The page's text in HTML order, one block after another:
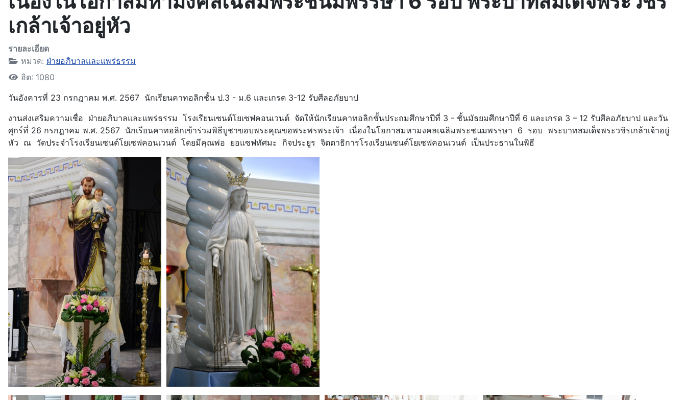
เกล้าเจ้าอยู่หัว
รายละเอียด
หมวด: ฝ่ายอภิบาลและแพร่ธรรม
ฮิต: 1080
วันอังคารที่ 23 กรกฎาคม พ.ศ. 2567 นักเรียนคาทอลิกชั้น ป.3 - ม.6 และเกรด 3-12 รับศีลอภัยบาป
งานส่งเสริมความเชื่อ ฝ่ายอภิบาลและแพร่ธรรม โรงเรียนเซนต์โยเซฟคอนเวนต์ จัดให้นักเรียนคาทอลิกชั้นประถมศึกษาปีที่ 3 - ชั้นมัธยมศึกษาปีที่ 6 และเกรด 3 – 12 รับศีลอภัยบาป และวัน
ศุกร์ที่ 26 กรกฎาคม พ.ศ. 2567 นักเรียนคาทอลิกเข้าร่วมพิธีบูชาขอบพระคุณขอพระพรพระเจ้า เนื่องในโอกาสมหามงคลเฉลิมพระชนมพรรษา 6 รอบ พระบาทสมเด็จพระวชิรเกล้าเจ้าอยู่
หัว ณ วัดประจำโรงเรียนเซนต์โยเซฟคอนเวนต์ โดยมีคุณพ่อ ยอแซฟทัศมะ กิจประยูร จิตตาธิการโรงเรียนเซนต์โยเซฟคอนเวนต์ เป็นประธานในพิธี